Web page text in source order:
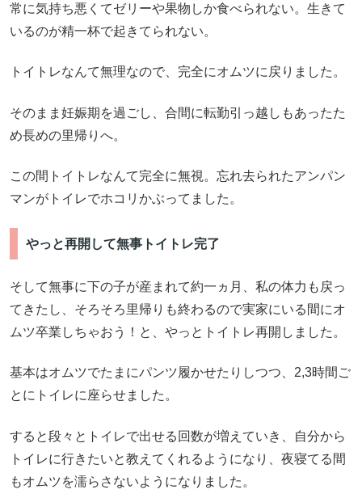
常に気持ち悪くてゼリーや果物しか食べられない。生きて
いるのが精一杯で起きてられない。
トイトレなんて無理なので、完全にオムツに戻りました。
そのまま妊娠期を過ごし、合間に転勤引っ越しもあったた
め長めの里帰りへ。
この間トイトレなんて完全に無視。忘れ去られたアンパン
マンがトイレでホコリかぶってました。
やっと再開して無事トイトレ完了
そして無事に下の子が産まれて約一ヵ月、私の体力も戻っ
てきたし、そろそろ里帰りも終わるので実家にいる間にオ
ムツ卒業しちゃおう！と、やっとトイトレ再開しました。
基本はオムツでたまにパンツ履かせたりしつつ、2,3時間ご
とにトイレに座らせました。
すると段々とトイレで出せる回数が増えていき、自分から
トイレに行きたいと教えてくれるようになり、夜寝てる間
もオムツを濡らさないようになりました。